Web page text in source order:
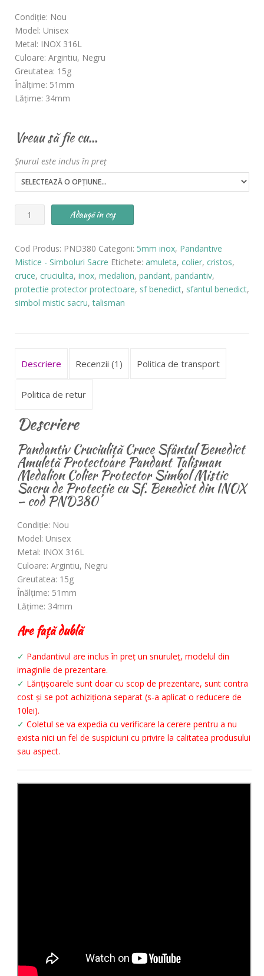
Condiție: Nou
Model: Unisex
Metal: INOX 316L
Culoare: Argintiu, Negru
Greutatea: 15g
Înălțime: 51mm
Lățime: 34mm
Vreau să fie cu…
Șnurul este inclus în preț
Cantitate
Pandantiv
Sf.
Benedict
INOX
-
cod
Adaugă în coș
Cod Produs: PND380 Categorii: 5mm inox, Pandantive
Mistice - Simboluri Sacre Etichete: amuleta, colier, cristos,
cruce, cruciulita, inox, medalion, pandant, pandantiv,
protectie protector protectoare, sf benedict, sfantul benedict,
simbol mistic sacru,talisman
Descriere Recenzii (1) Politica de transport
Politica de retur
Descriere
Pandantiv Cruciuliță Cruce Sfântul Benedict
Amuletă Protectoare Pandant Talisman
Medalion Colier Protector Simbol Mistic
Sacru de Protecție cu Sf. Benedict din INOX
– cod PND380
Condiție: Nou
Model: Unisex
Metal: INOX 316L
Culoare: Argintiu, Negru
Greutatea: 15g
Înălțime: 51mm
Lățime: 34mm
Are față dublă
✓ Pandantivul are inclus în preț un snuruleț, modelul din
imaginile de prezentare.
✓ Lănțișoarele sunt doar cu scop de prezentare, sunt contra
cost și se pot achiziționa separat (s-a aplicat o reducere de
10lei).
✓ Coletul se va expedia cu verificare la cerere pentru a nu
exista nici un fel de suspiciuni cu privire la calitatea produsului
sau aspect.